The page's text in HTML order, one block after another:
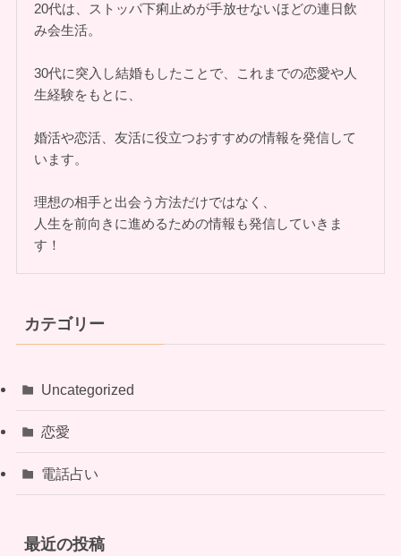
20代は、ストッパ下痢止めが手放せないほどの連日飲
み会生活。
30代に突入し結婚もしたことで、これまでの恋愛や人
生経験をもとに、
婚活や恋活、友活に役立つおすすめの情報を発信して
います。
理想の相手と出会う方法だけではなく、
人生を前向きに進めるための情報も発信していきま
す！
カテゴリー
Uncategorized
恋愛
電話占い
最近の投稿